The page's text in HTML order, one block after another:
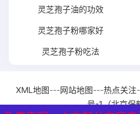
灵芝孢子油的功效
灵芝孢子粉哪家好
灵芝孢子粉吃法
XML地图---网站地图---热点关注
号-1（北京保